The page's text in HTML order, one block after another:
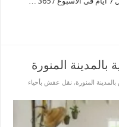
المنورة
المنورة, نقل عفش بأحياء